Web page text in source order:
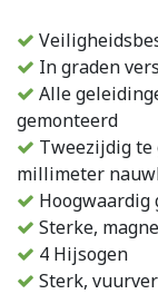
In graden
Alle
gemonteerd
Tweezijdig
millimeter
Sterke,
4 Hijsogen
Sterk,